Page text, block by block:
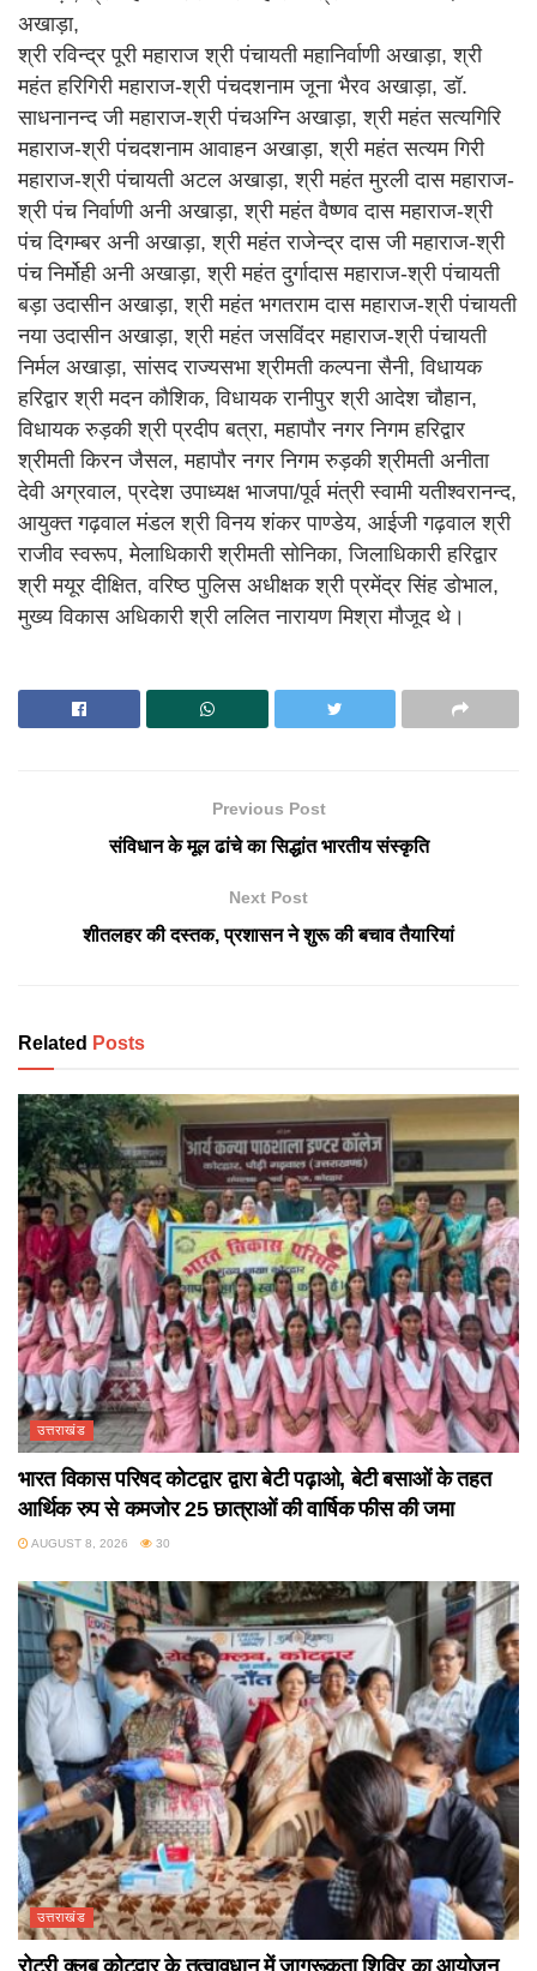
अखाड़ा,
श्री रविन्द्र पूरी महाराज श्री पंचायती महानिर्वाणी अखाड़ा, श्री
महंत हरिगिरी महाराज-श्री पंचदशनाम जूना भैरव अखाड़ा, डॉ.
साधनानन्द जी महाराज-श्री पंचअग्नि अखाड़ा, श्री महंत सत्यगिरि
महाराज-श्री पंचदशनाम आवाहन अखाड़ा, श्री महंत सत्यम गिरी
महाराज-श्री पंचायती अटल अखाड़ा, श्री महंत मुरली दास महाराज-
श्री पंच निर्वाणी अनी अखाड़ा, श्री महंत वैष्णव दास महाराज-श्री
पंच दिगम्बर अनी अखाड़ा, श्री महंत राजेन्द्र दास जी महाराज-श्री
पंच निर्मोही अनी अखाड़ा, श्री महंत दुर्गादास महाराज-श्री पंचायती
बड़ा उदासीन अखाड़ा, श्री महंत भगतराम दास महाराज-श्री पंचायती
नया उदासीन अखाड़ा, श्री महंत जसविंदर महाराज-श्री पंचायती
निर्मल अखाड़ा, सांसद राज्यसभा श्रीमती कल्पना सैनी, विधायक
हरिद्वार श्री मदन कौशिक, विधायक रानीपुर श्री आदेश चौहान,
विधायक रुड़की श्री प्रदीप बत्रा, महापौर नगर निगम हरिद्वार
श्रीमती किरन जैसल, महापौर नगर निगम रुड़की श्रीमती अनीता
देवी अग्रवाल, प्रदेश उपाध्यक्ष भाजपा/पूर्व मंत्री स्वामी यतीश्वरानन्द,
आयुक्त गढ़वाल मंडल श्री विनय शंकर पाण्डेय, आईजी गढ़वाल श्री
राजीव स्वरूप, मेलाधिकारी श्रीमती सोनिका, जिलाधिकारी हरिद्वार
श्री मयूर दीक्षित, वरिष्ठ पुलिस अधीक्षक श्री प्रमेंद्र सिंह डोभाल,
मुख्य विकास अधिकारी श्री ललित नारायण मिश्रा मौजूद थे।
Previous Post
संविधान के मूल ढांचे का सिद्धांत भारतीय संस्कृति
Next Post
शीतलहर की दस्तक, प्रशासन ने शुरू की बचाव तैयारियां
Related Posts
उत्तराखंड
भारत विकास परिषद कोटद्वार द्वारा बेटी पढ़ाओ, बेटी बसाओं के तहत
आर्थिक रुप से कमजोर 25 छात्राओं की वार्षिक फीस की जमा
AUGUST 8, 2026 30
उत्तराखंड
रोटरी क्लब कोटद्वार के तत्वावधान में जागरूकता शिविर का आयोजन